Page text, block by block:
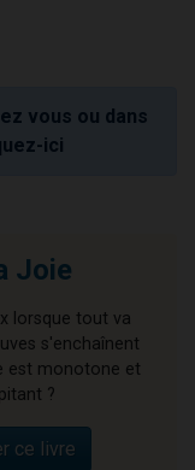
vous ou dans
ici
Joie
lorsque tout va
s'enchaînent
est monotone et
?
ce livre